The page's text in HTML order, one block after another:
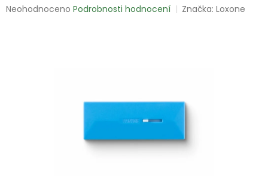
Průměrné
Neohodnoceno Podrobnosti hodnocení Značka:Loxone